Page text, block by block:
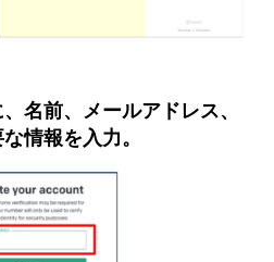
名前、メールアドレス、
情報を入力。